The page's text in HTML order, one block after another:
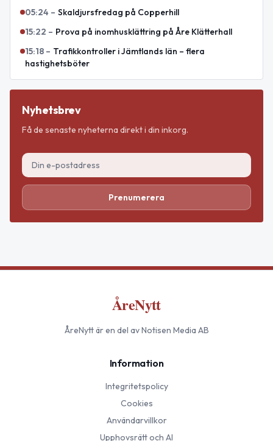
05:24 – Skaldjursfredag på Copperhill
15:22 – Prova på inomhusklättring på Åre Klätterhall
15:18 – Trafikkontroller i Jämtlands län – flera
hastighetsböter
Nyhetsbrev
Få de senaste nyheterna direkt i din inkorg.
Prenumerera
ÅreNytt
ÅreNyttär en del av Notisen Media AB
Information
Integritetspolicy
Cookies
Användarvillkor
Upphovsrätt och AI